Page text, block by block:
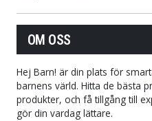
OM OSS
Hej Barn! är din plats för
barnens värld. Hitta de bästa
produkter, och få tillgång till
gör din vardag lättare.